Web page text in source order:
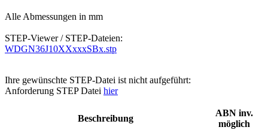
Alle Abmessungen in mm
STEP-Viewer / STEP-Dateien:
WDGN36J10XXxxxSBx.stp
Ihre gewünschte STEP-Datei ist nicht aufgeführt:
Anforderung STEP Datei hier
Beschreibung
ABN inv.
möglich